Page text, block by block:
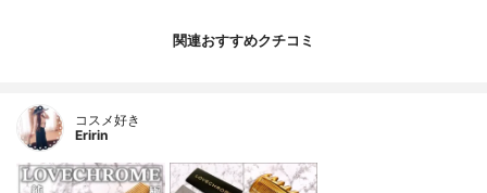
関連おすすめクチコミ
コスメ好き
Eririn